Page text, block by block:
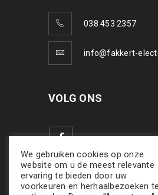
038 453 2357
info@fakkert-
VOLG ONS
We gebruiken cookies op onze
website om u de meest relevante
ervaring te bieden door uw
voorkeuren en herhaalbezoeken te